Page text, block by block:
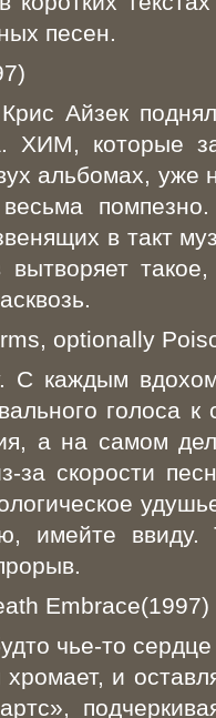
песен.
Айзек
ХИМ, которые
альбомах, уже
в такт
вытворяет
optionally
С каждым
голоса
а на самом
за скорости
имейте
Embrace(1997)
чье-то
и